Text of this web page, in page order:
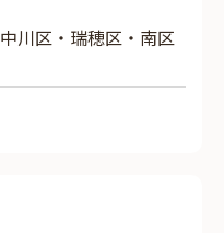
川区・瑞穂区・南区